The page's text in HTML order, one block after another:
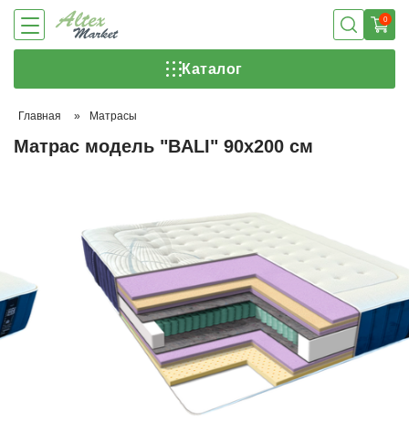
0
Каталог
Главная » Матрасы
Матрас модель "BALI" 90х200 см